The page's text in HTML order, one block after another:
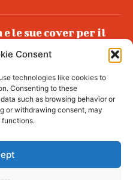
Consent
technologies like cookies to
Consenting to these
such as browsing behavior or
or withdrawing consent, may
le sue cover per il